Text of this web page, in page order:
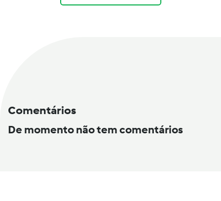
Comentários
De momento não tem comentários